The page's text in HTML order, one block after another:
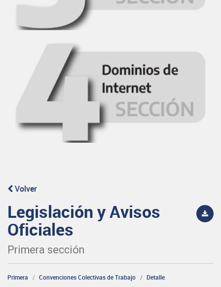
Volver
Legislación y Avisos
Oficiales
Primera sección
Primera Convenciones Colectivas de Trabajo Detalle